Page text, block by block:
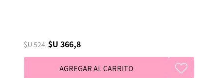
$U 524 $U 366,8